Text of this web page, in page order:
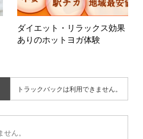
ダイエット・リラックス効果
ありのホットヨガ体験
トラックバックは利用できません。
ん。